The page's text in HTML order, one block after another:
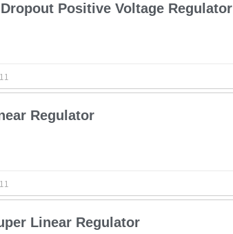
Dropout Positive Voltage Regulator
Regulator
Linear Regulator